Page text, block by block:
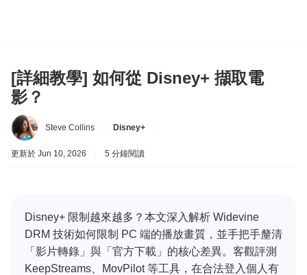
[詳細教學] 如何從 Disney+ 擷取電
影？
Steve Collins Disney+
更新於 Jun 10, 2026 5 分鐘閱讀
Disney+ 限制越來越多？本文深入解析 Widevine
DRM 技術如何限制 PC 端的播放畫質，並手把手釐清
「影片轉錄」與「官方下載」的核心差異。客觀評測
KeepStreams、MovPilot 等工具，在合法登入個人有